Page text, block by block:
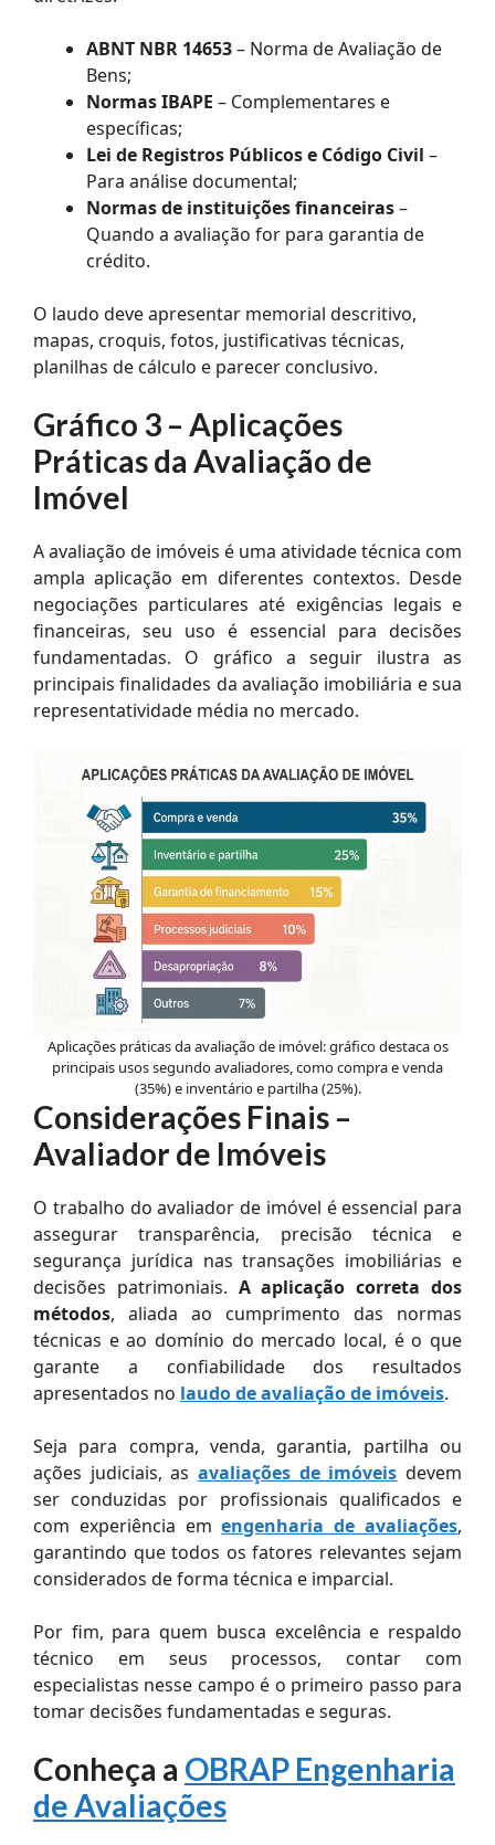
ABNT NBR 14653– Norma de Avaliação de
Bens;
Normas IBAPE – Complementares e
específicas;
Lei de Registros Públicos e Código Civil –
Para análise documental;
Normas de instituições financeiras–
Quando a avaliação for para garantia de
crédito.
O laudo deve apresentar memorial descritivo,
mapas, croquis, fotos, justificativas técnicas,
planilhas de cálculo e parecer conclusivo.
Gráfico 3 – Aplicações
Práticas da Avaliação de
Imóvel
A avaliação de imóveis é uma atividade técnica com
ampla aplicação em diferentes contextos. Desde
negociações particulares até exigências legais e
financeiras, seu uso é essencial para decisões
fundamentadas. O gráfico a seguir ilustra as
principais finalidades da avaliação imobiliária e sua
representatividade média no mercado.
Aplicações práticas da avaliação de imóvel: gráfico destaca os
principais usos segundo avaliadores, como compra e venda
(35%) e inventário e partilha (25%).
Considerações Finais –
Avaliador de Imóveis
O trabalho do avaliador de imóvel é essencial para
assegurar transparência, precisão técnica e
segurança jurídica nas transações imobiliárias e
decisões patrimoniais. A aplicação correta dos
métodos, aliada ao cumprimento das normas
técnicas e ao domínio do mercado local, é o que
garante a confiabilidade dos resultados
apresentados no laudo de avaliação de imóveis.
Seja para compra, venda, garantia, partilha ou
ações judiciais, as avaliações de imóveis devem
ser conduzidas por profissionais qualificados e
com experiência emengenharia de avaliações,
garantindo que todos os fatores relevantes sejam
considerados de forma técnica e imparcial.
Por fim, para quem busca excelência e respaldo
técnico em seus processos, contar com
especialistas nesse campo é o primeiro passo para
tomar decisões fundamentadas e seguras.
Conheça a OBRAP Engenharia
de Avaliações